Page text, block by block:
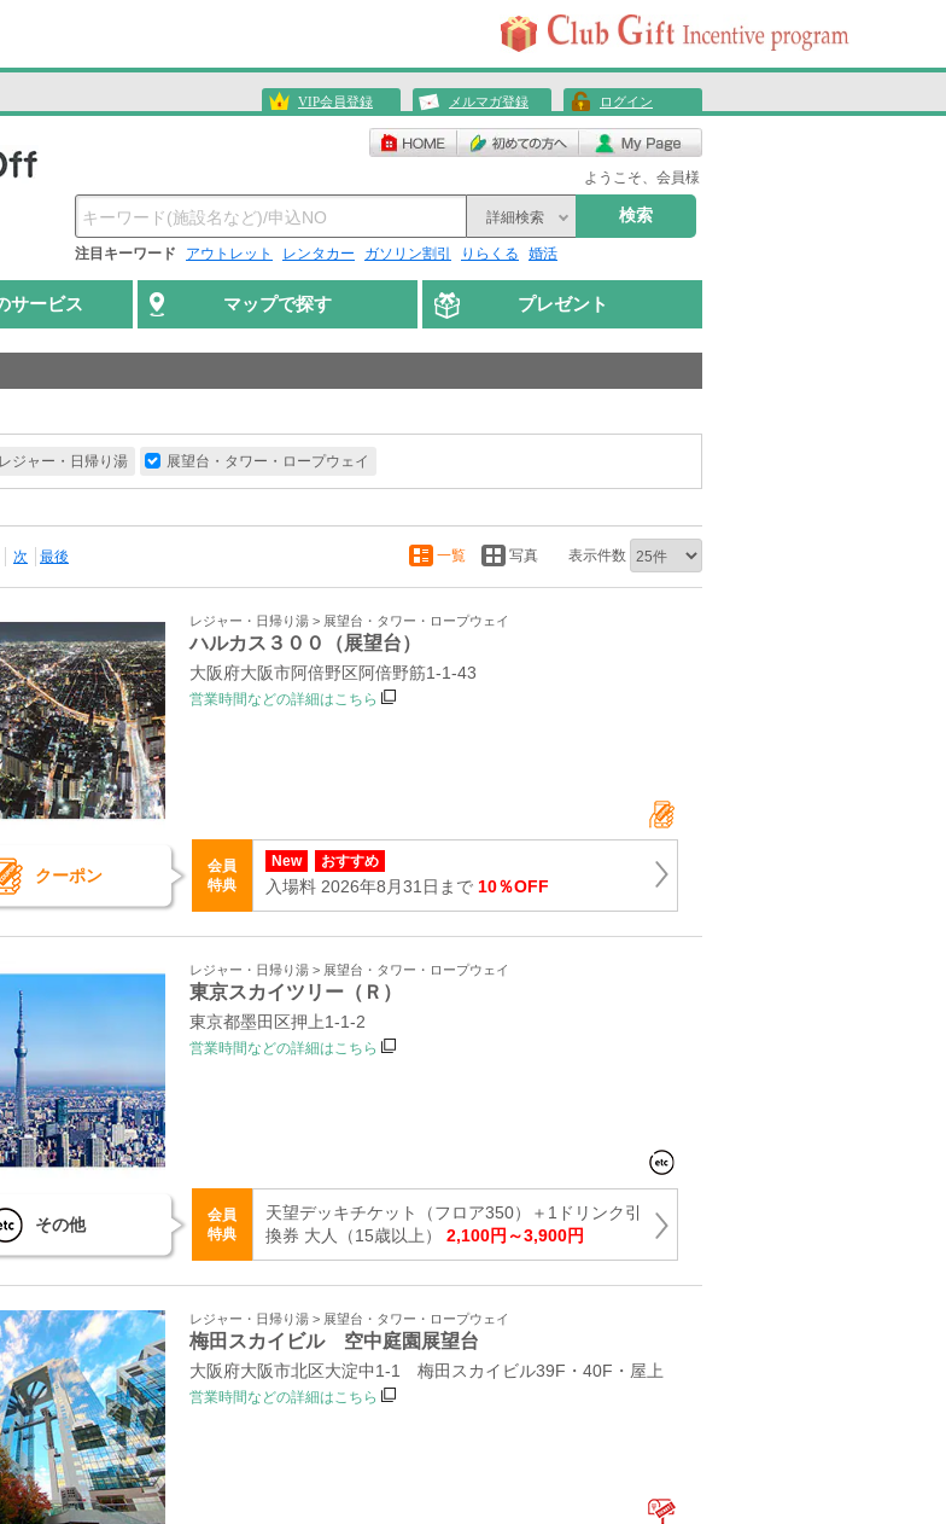
VIP会員登録 メルマガ登録 ログイン
ようこそ、会員様
詳細検索 検索
注目キーワード アウトレット レンタカー ガソリン割引 りらくる 婚活
サービス マップで探す プレゼント
レジャー・日帰り湯 展望台・タワー・ロープウェイ
次 最後 一覧 写真 表示件数
レジャー・日帰り湯 > 展望台・タワー・ロープウェイ
ハルカス３００（展望台）
大阪府大阪市阿倍野区阿倍野筋1-1-43
営業時間などの詳細はこちら
クーポン
会員
特典
New おすすめ
入場料 2026年8月31日まで 10％OFF
レジャー・日帰り湯 > 展望台・タワー・ロープウェイ
東京スカイツリー（Ｒ）
東京都墨田区押上1-1-2
営業時間などの詳細はこちら
その他
会員
特典
天望デッキチケット（フロア350）＋1ドリンク引
換券 大人（15歳以上） 2,100円～3,900円
レジャー・日帰り湯 > 展望台・タワー・ロープウェイ
梅田スカイビル 空中庭園展望台
大阪府大阪市北区大淀中1-1 梅田スカイビル39F・40F・屋上
営業時間などの詳細はこちら